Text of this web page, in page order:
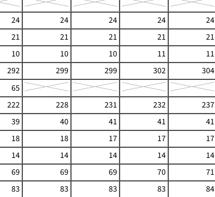
24 24 24 24 24
21 21 21 21 21
10 10 10 11 11
292 299 299 302 304
65
222 228 231 232 237
39 40 41 41 41
18 18 17 17 17
14 14 14 14 14
69 69 69 70 71
83 83 83 83 84